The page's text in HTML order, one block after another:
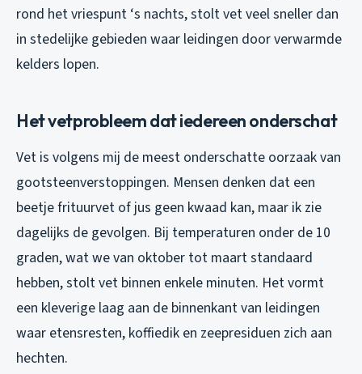
rond het vriespunt ‘s nachts, stolt vet veel sneller dan
in stedelijke gebieden waar leidingen door verwarmde
kelders lopen.
Het vetprobleem dat iedereen onderschat
Vet is volgens mij de meest onderschatte oorzaak van
gootsteenverstoppingen. Mensen denken dat een
beetje frituurvet of jus geen kwaad kan, maar ik zie
dagelijks de gevolgen. Bij temperaturen onder de 10
graden, wat we van oktober tot maart standaard
hebben, stolt vet binnen enkele minuten. Het vormt
een kleverige laag aan de binnenkant van leidingen
waar etensresten, koffiedik en zeepresiduen zich aan
hechten.